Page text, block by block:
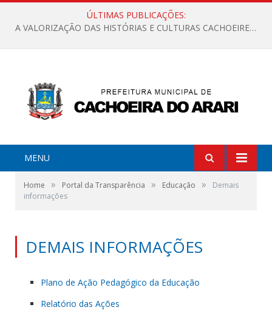
ÚLTIMAS PUBLICAÇÕES:
A VALORIZAÇÃO DAS HISTÓRIAS E CULTURAS CACHOEIRENSES
MENU
Home » Portal da Transparência » Educação »
Demais
informações
DEMAIS INFORMAÇÕES
Plano de Ação Pedagógico da Educação
Relatório das Ações